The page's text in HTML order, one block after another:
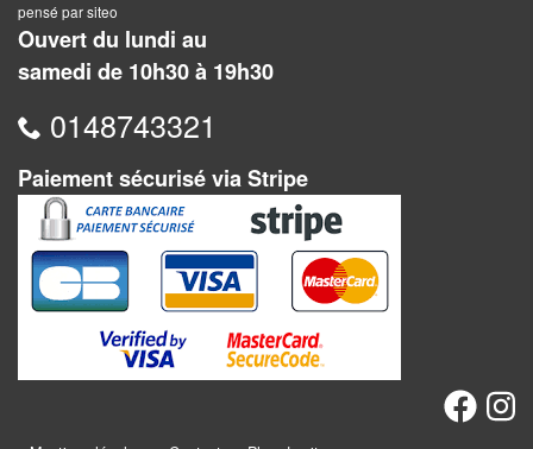
Dominos
Jeu
Dames
Coffrets
jeux
–
multijeux
Cartes
traditionnelles
pensé par siteo
Ouvert du lundi au
samedi de 10h30 à 19h30
0148743321
Paiement sécurisé via Stripe